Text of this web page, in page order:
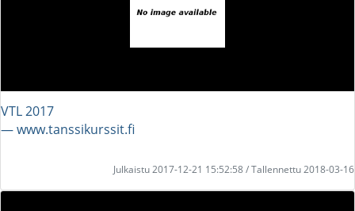
VTL 2017
― www.tanssikurssit.fi
Julkaistu 2017-12-21 15:52:58 / Tallennettu 2018-03-16